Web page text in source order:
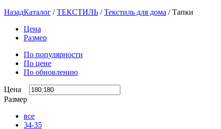
НазадКаталог /ТЕКСТИЛЬ /Текстиль для дома /Тапки
Цена
Размер
По популярности
По цене
По обновлению
Цена
Размер
все
34-35